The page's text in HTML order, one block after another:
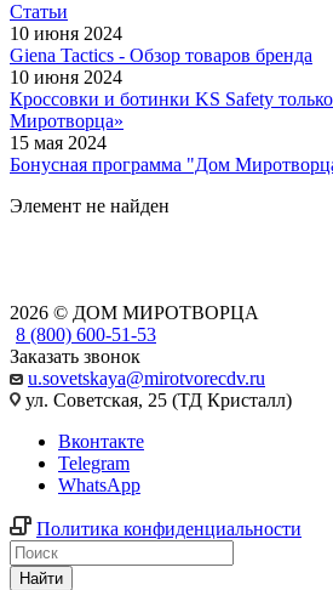
Статьи
10 июня 2024
Giena Tactics - Обзор товаров бренда
10 июня 2024
Кроссовки и ботинки KS Safety
Миротворца»
15 мая 2024
Бонусная программа "Дом
Элемент не найден
2026 © ДОМ МИРОТВОРЦА
8 (800) 600-51-53
Заказать звонок
u.sovetskaya@mirotvorecdv.ru
ул. Советская, 25 (ТД Кристалл)
Вконтакте
Telegram
WhatsApp
Политика конфиденциальности
Найти